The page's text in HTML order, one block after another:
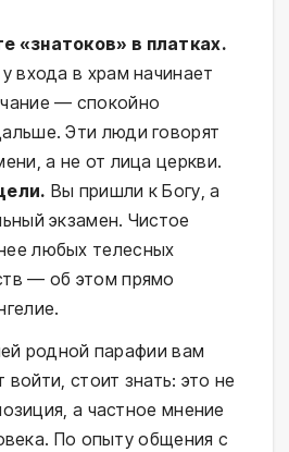
«знатоков» в платках.
входа в храм начинает
— спокойно
Эти люди говорят
а не от лица церкви.
Вы пришли к Богу, а
экзамен. Чистое
любых телесных
— об этом прямо
родной парафии вам
стоит знать: это не
а частное мнение
По опыту общения с